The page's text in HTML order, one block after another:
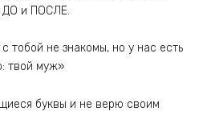
ДО и ПОСЛЕ.
тобой не знакомы, но у нас есть
твой муж»
буквы и не верю своим